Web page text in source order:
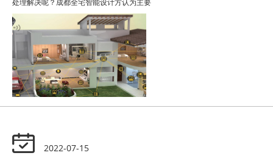
处理解决呢？成都全宅智能设计方认为主要
2022-07-15